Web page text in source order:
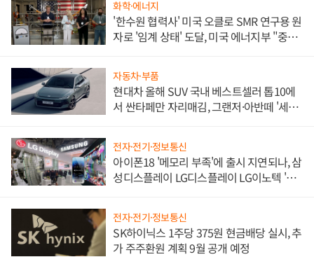
화학·에너지
'한수원 협력사' 미국 오클로 SMR 연구용 원
자로 '임계 상태' 도달, 미국 에너지부 "중요
자동차·부품
현대차 올해 SUV 국내 베스트셀러 톱10에
서 싼타페만 자리매김, 그랜저·아반떼 '세단
전자·전기·정보통신
아이폰18 '메모리 부족'에 출시 지연되나, 삼
성디스플레이 LG디스플레이 LG이노텍 '탈
전자·전기·정보통신
SK하이닉스 1주당 375원 현금배당 실시, 추
가 주주환원 계획 9월 공개 예정